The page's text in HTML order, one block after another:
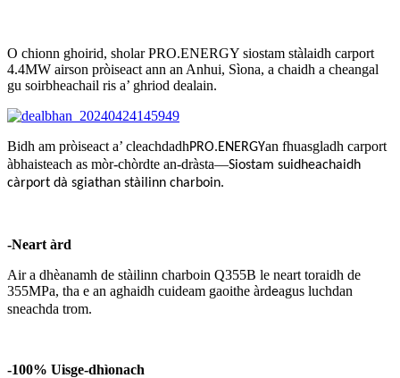
O chionn ghoirid, sholar PRO.ENERGY siostam stàlaidh carport
4.4MW airson pròiseact ann an Anhui, Sìona, a chaidh a cheangal
gu soirbheachail ris a’ ghriod dealain.
Bidh am pròiseact a’ cleachdadhPRO.ENERGYan fhuasgladh carport
àbhaisteach as mòr-chòrdte an-dràsta—Siostam suidheachaidh
càrport dà sgiathan stàilinn charboin.
-Neart àrd
Air a dhèanamh de stàilinn charboin Q355B le neart toraidh de
355MPa, tha e an aghaidh cuideam gaoithe àrdeagus luchdan
sneachda trom.
-100% Uisge-dhìonach